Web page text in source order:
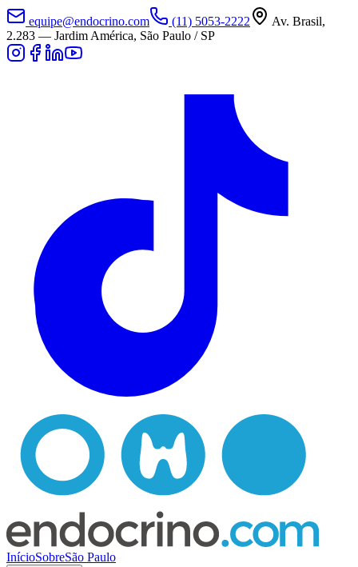
equipe@endocrino.com (11) 5053-2222
Av. Brasil,
2.283 — Jardim América, São Paulo / SP
InícioSobreSão Paulo